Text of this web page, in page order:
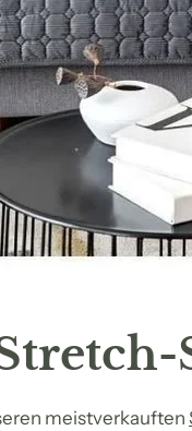
meistverkauften